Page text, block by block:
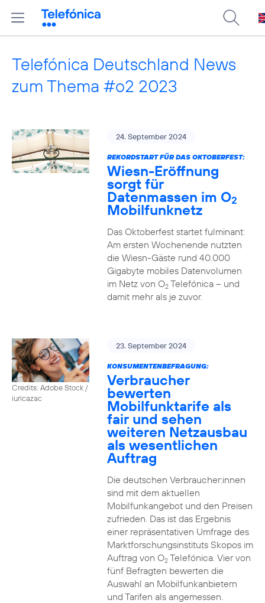
Telefónica Deutschland News
zum Thema #o2 2023
24. September 2024
REKORDSTART FÜR DAS OKTOBERFEST:
Wiesn-Eröffnung
sorgt für
Datenmassen im O2
Mobilfunknetz
Das Oktoberfest startet fulminant:
Am ersten Wochenende nutzten
die Wiesn-Gäste rund 40.000
Gigabyte mobiles Datenvolumen
im Netz von O2Telefónica – und
damit mehr als je zuvor.
Credits: Adobe Stock /
iuricazac
23. September 2024
KONSUMENTENBEFRAGUNG:
Verbraucher
bewerten
Mobilfunktarife als
fair und sehen
weiteren Netzausbau
als wesentlichen
Auftrag
Die deutschen Verbraucher:innen
sind mit dem aktuellen
Mobilfunkangebot und den Preisen
zufrieden. Das ist das Ergebnis
einer repräsentativen Umfrage des
Marktforschungsinstituts Skopos im
Auftrag von O2Telefónica. Vier von
fünf Befragten bewerten die
Auswahl an Mobilfunkanbietern
und Tarifen als angemessen.